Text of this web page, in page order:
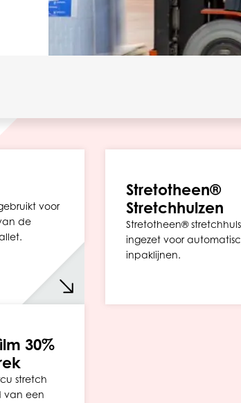
voor
de
Stretotheen®
Stretchhulzen
Stretotheen®
ingezet voor
inpaklijnen.
30%
stretch
van een